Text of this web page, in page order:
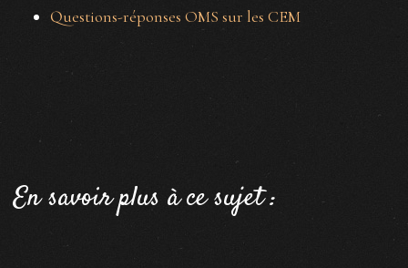
Questions-réponses OMS sur les CEM
En savoir plus à ce sujet :